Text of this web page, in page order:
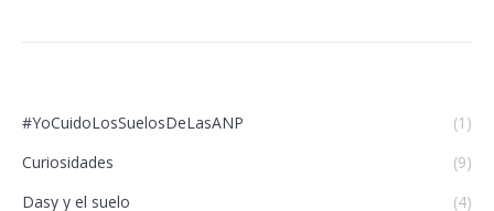
#YoCuidoLosSuelosDeLasANP
(1)
Curiosidades
(9)
Dasy y el suelo
(4)